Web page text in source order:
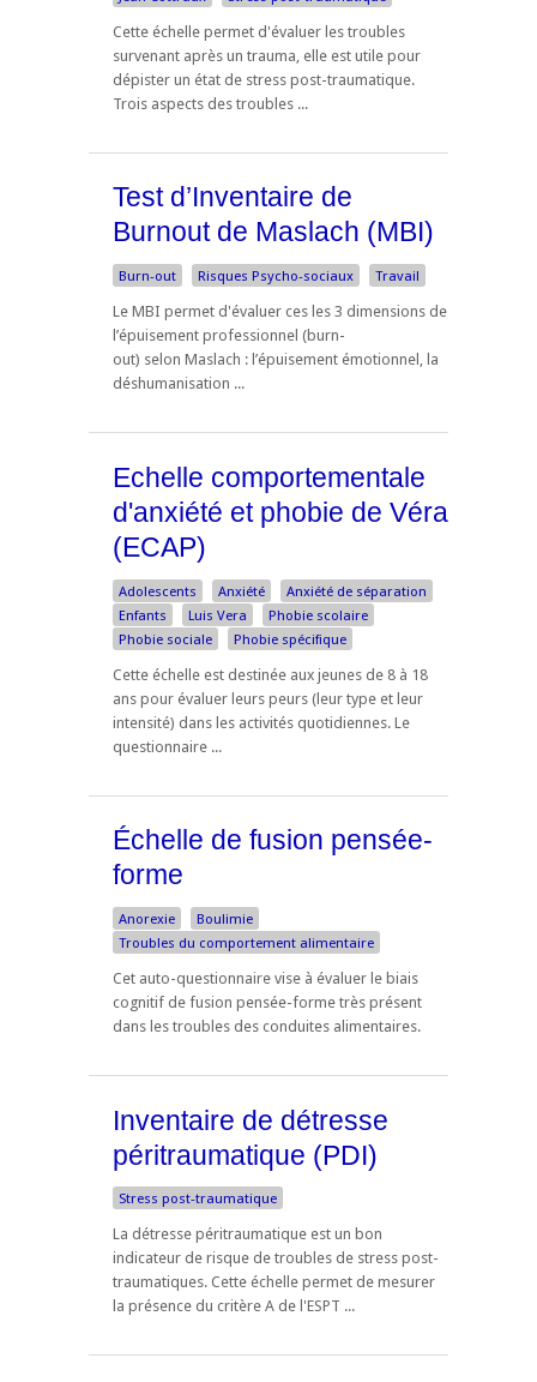
Cette échelle permet d'évaluer les troubles
survenant après un trauma, elle est utile pour
dépister un état de stress post-traumatique.
Trois aspects des troubles ...
Test d’Inventaire de
Burnout de Maslach (MBI)
Burn-out Risques Psycho-sociaux Travail
Le MBI permet d'évaluer ces les 3 dimensions de
l’épuisement professionnel (burn-
out) selon Maslach : l’épuisement émotionnel, la
déshumanisation ...
Echelle comportementale
d'anxiété et phobie de Véra
(ECAP)
Adolescents Anxiété
Anxiété de séparation
Enfants
Luis Vera
Phobie scolaire
Phobie sociale
Phobie spécifique
Cette échelle est destinée aux jeunes de 8 à 18
ans pour évaluer leurs peurs (leur type et leur
intensité) dans les activités quotidiennes. Le
questionnaire ...
Échelle de fusion pensée-
forme
Anorexie
Boulimie
Troubles du comportement alimentaire
Cet auto-questionnaire vise à évaluer le biais
cognitif de fusion pensée-forme très présent
dans les troubles des conduites alimentaires.
Inventaire de détresse
péritraumatique (PDI)
Stress post-traumatique
La détresse péritraumatique est un bon
indicateur de risque de troubles de stress post-
traumatiques. Cette échelle permet de mesurer
la présence du critère A de l'ESPT ...